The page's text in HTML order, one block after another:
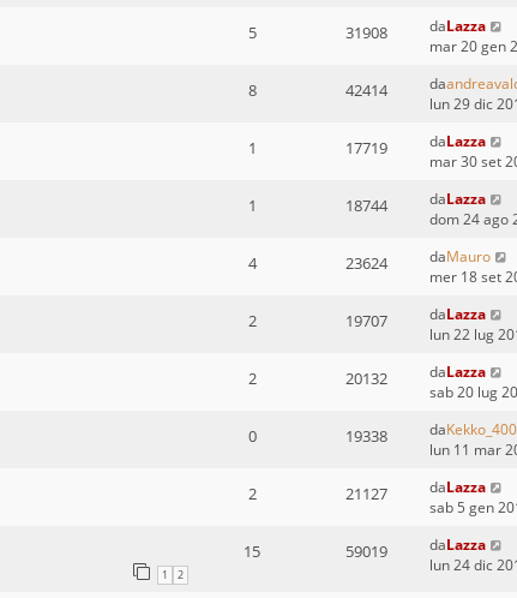
5 31908 daLazza
mar 20 gen
8 42414 da
lun 29 dic
1 17719 daLazza
mar 30 set
1 18744 daLazza
dom 24 ago
4 23624 daMauro
mer 18 set
2 19707 daLazza
lun 22 lug
2 20132 daLazza
sab 20 lug
0 19338 da
lun 11 mar
2 21127 daLazza
sab 5 gen
1 2
15 59019 daLazza
lun 24 dic